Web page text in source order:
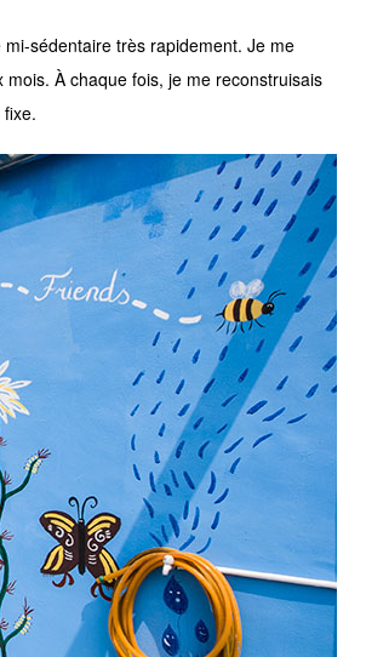
sédentaire très rapidement. Je me
mois. À chaque fois, je me reconstruisais